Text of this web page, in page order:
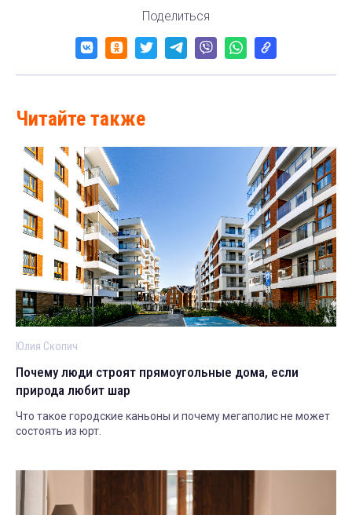
Поделиться
Читайте также
Юлия Скопич
Почему люди строят прямоугольные дома, если
природа любит шар
Что такое городские каньоны и почему мегаполис не может
состоять из юрт.